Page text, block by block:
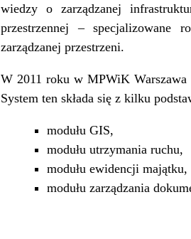
wiedzy o zarządzanej
przestrzennej – specjalizowane
zarządzanej przestrzeni.
W 2011 roku w MPWiK Warszawa
System ten składa się z kilku
modułu GIS,
modułu utrzymania ruchu,
modułu ewidencji majątku,
modułu zarządzania